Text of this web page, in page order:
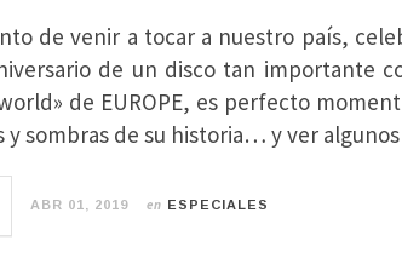
de venir a tocar a nuestro país,
de un disco tan importante
de EUROPE, es perfecto
y sombras de su historia… y ver
ABR 01, 2019 en ESPECIALES